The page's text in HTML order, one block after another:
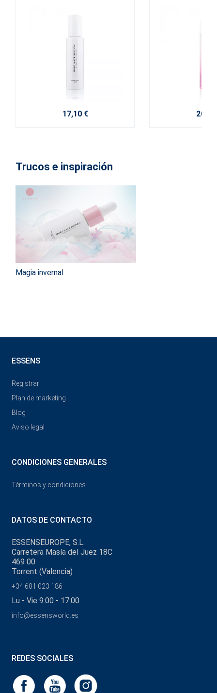
17,10 € 20,40
Trucos e inspiración
Magia invernal
ESSENS
Registrar
Plan de marketing
Blog
Aviso legal
CONDICIONES GENERALES
Términos y condiciones
DATOS DE CONTACTO
ESSENSEUROPE, S.L.
Carretera Masía del Juez 18C
469 00
Torrent (Valencia)
+34 601 023 186
Lu - Vie 9:00 - 17:00
info@essensworld.es
REDES SOCIALES